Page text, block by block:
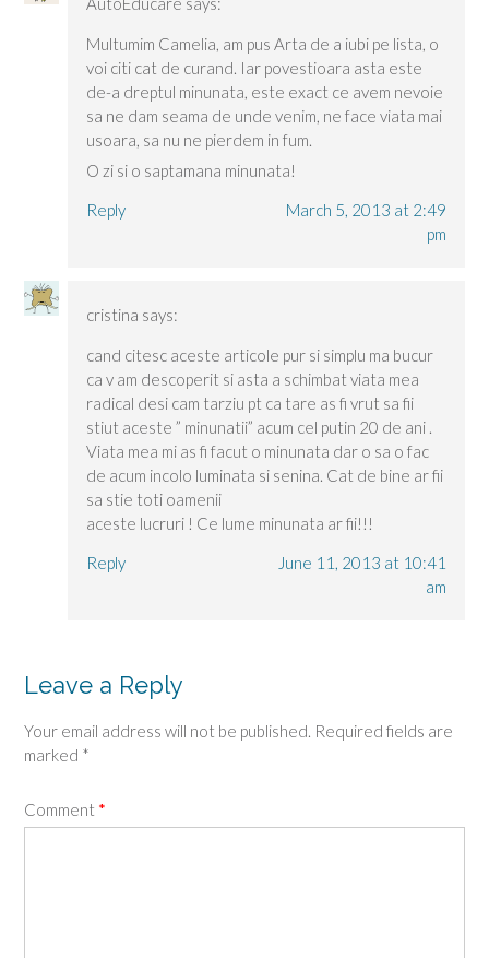
Multumim Camelia, am pus Arta de a iubi pe lista, o
voi citi cat de curand. Iar povestioara asta este
de-a dreptul minunata, este exact ce avem nevoie
sa ne dam seama de unde venim, ne face viata mai
usoara, sa nu ne pierdem in fum.
O zi si o saptamana minunata!
Reply
March 5, 2013 at 2:49
pm
cristina says:
cand citesc aceste articole pur si simplu ma bucur
ca v am descoperit si asta a schimbat viata mea
radical desi cam tarziu pt ca tare as fi vrut sa fii
stiut aceste ” minunatii” acum cel putin 20 de ani .
Viata mea mi as fi facut o minunata dar o sa o fac
de acum incolo luminata si senina. Cat de bine ar fii
sa stie toti oamenii
aceste lucruri ! Ce lume minunata ar fii!!!
Reply
June 11, 2013 at 10:41
am
Leave a Reply
Your email address will not be published. Required fields are
marked *
Comment *